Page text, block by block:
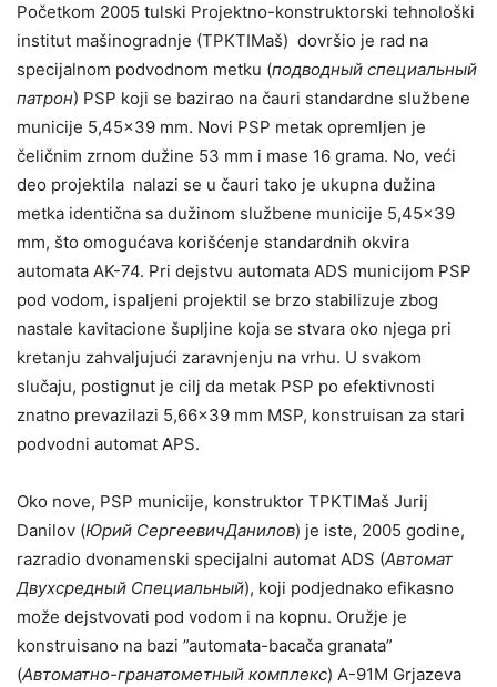
Početkom 2005 tulski Projektno-konstruktorski tehnološki
institut mašinogradnje (TPKTIMaš) dovršio je rad na
specijalnom podvodnom metku (подводный специальный
патрон) PSP koji se bazirao na čauri standardne službene
municije 5,45×39 mm. Novi PSP metak opremljen je
čeličnim zrnom dužine 53 mm i mase 16 grama. No, veći
deo projektila nalazi se u čauri tako je ukupna dužina
metka identična sa dužinom službene municije 5,45×39
mm, što omogućava korišćenje standardnih okvira
automata AK-74. Pri dejstvu automata ADS municijom PSP
pod vodom, ispaljeni projektil se brzo stabilizuje zbog
nastale kavitacione šupljine koja se stvara oko njega pri
kretanju zahvaljujući zaravnjenju na vrhu. U svakom
slučaju, postignut je cilj da metak PSP po efektivnosti
znatno prevazilazi 5,66×39 mm MSP, konstruisan za stari
podvodni automat APS.
Oko nove, PSP municije, konstruktor TPKTIMaš Jurij
Danilov (Юрий СергеевичДанилов) je iste, 2005 godine,
razradio dvonamenski specijalni automat ADS (Автомат
Двухсредный Специальный), koji podjednako efikasno
može dejstvovati pod vodom i na kopnu. Oružje je
konstruisano na bazi ”automata-bacača granata”
(Автоматно-гранатометный комплекс) А-91М Grjazeva